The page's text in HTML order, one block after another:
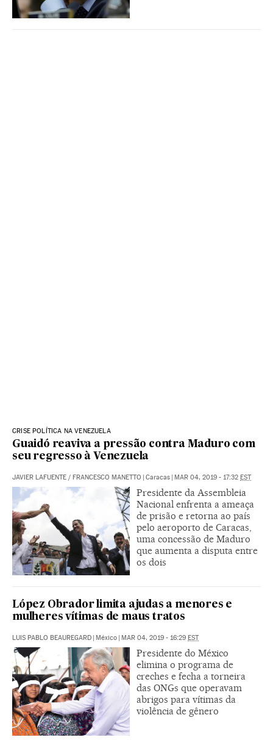
CRISE POLÍTICA NA VENEZUELA
Guaidó reaviva a pressão contra Maduro com
seu regresso à Venezuela
JAVIER LAFUENTE / FRANCESCO MANETTO Caracas MAR 04, 2019 - 17:32 EST
Presidente da Assembleia
Nacional enfrenta a ameaça
de prisão e retorna ao país
pelo aeroporto de Caracas,
uma concessão de Maduro
que aumenta a disputa entre
os dois
López Obrador limita ajudas a menores e
mulheres vítimas de maus tratos
LUIS PABLO BEAUREGARD México MAR 04, 2019 - 16:29 EST
Presidente do México
elimina o programa de
creches e fecha a torneira
das ONGs que operavam
abrigos para vítimas da
violência de gênero